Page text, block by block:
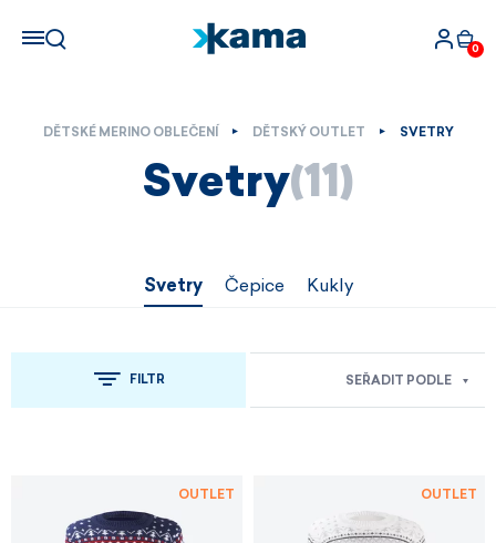
0
DĚTSKÉ MERINO OBLEČENÍ DĚTSKÝ OUTLET SVETRY
Svetry(11)
Svetry Čepice Kukly
FILTR SEŘADIT PODLE
OUTLET OUTLET